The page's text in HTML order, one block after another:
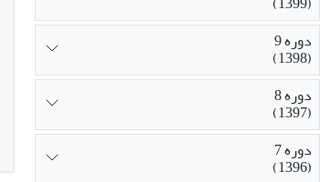
دوره 9
(1398)
دوره 8
(1397)
دوره 7
(1396)